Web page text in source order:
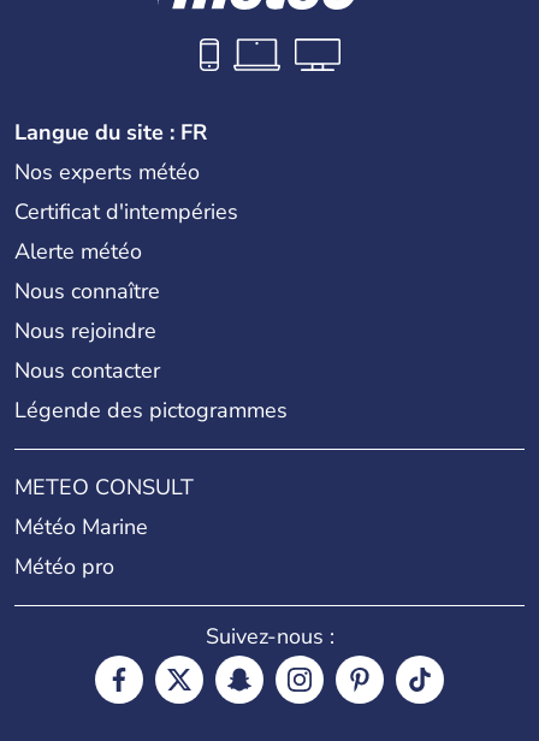
Langue du site : FR
Nos experts météo
Certificat d'intempéries
Alerte météo
Nous connaître
Nous rejoindre
Nous contacter
Légende des pictogrammes
METEO CONSULT
Météo Marine
Météo pro
Suivez-nous :